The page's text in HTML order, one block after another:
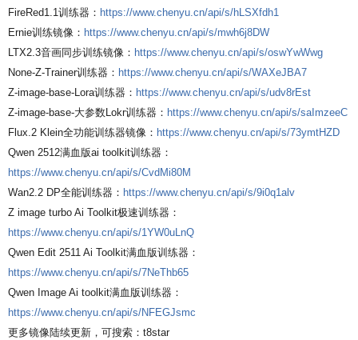
FireRed1.1训练器： https://www.chenyu.cn/api/s/hLSXfdh1
Ernie训练镜像： https://www.chenyu.cn/api/s/mwh6j8DW
LTX2.3音画同步训练镜像： https://www.chenyu.cn/api/s/oswYwWwg
None-Z-Trainer训练器： https://www.chenyu.cn/api/s/WAXeJBA7
Z-image-base-Lora训练器： https://www.chenyu.cn/api/s/udv8rEst
Z-image-base-大参数Lokr训练器： https://www.chenyu.cn/api/s/saImzeeC
Flux.2 Klein全功能训练器镜像： https://www.chenyu.cn/api/s/73ymtHZD
Qwen 2512满血版ai toolkit训练器：
https://www.chenyu.cn/api/s/CvdMi80M
Wan2.2 DP全能训练器： https://www.chenyu.cn/api/s/9i0q1alv
Z image turbo Ai Toolkit极速训练器：
https://www.chenyu.cn/api/s/1YW0uLnQ
Qwen Edit 2511 Ai Toolkit满血版训练器：
https://www.chenyu.cn/api/s/7NeThb65
Qwen Image Ai toolkit满血版训练器：
https://www.chenyu.cn/api/s/NFEGJsmc
更多镜像陆续更新，可搜索：t8star